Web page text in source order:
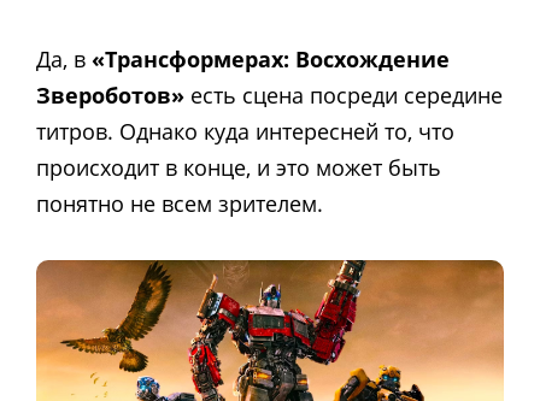
Да, в «Трансформерах: Восхождение
Звероботов» есть сцена посреди середине
титров. Однако куда интересней то, что
происходит в конце, и это может быть
понятно не всем зрителем.